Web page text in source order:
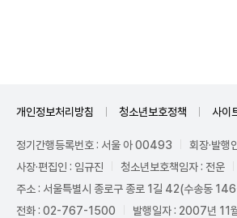
개인정보처리방침 청소년보호정책 사이
정기간행등록번호 : 서울 아 00493
회장·발행
사장·편집인 : 임규진
청소년보호책임자 : 전운
주소 : 서울특별시 종로구 종로 1길 42(수송동
전화 : 02-767-1500
발행일자 : 2007년 11